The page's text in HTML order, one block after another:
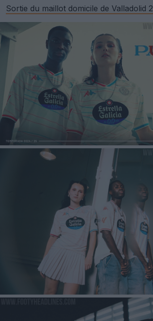
Sortie du maillot domicile de Valladolid